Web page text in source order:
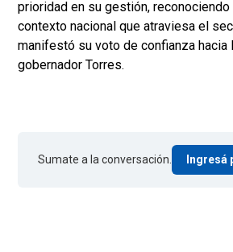
prioridad en su gestión,
contexto nacional que atraviesa el
manifestó su voto de confianza hacia
gobernador Torres.
Sumate a la conversación. Ingresá